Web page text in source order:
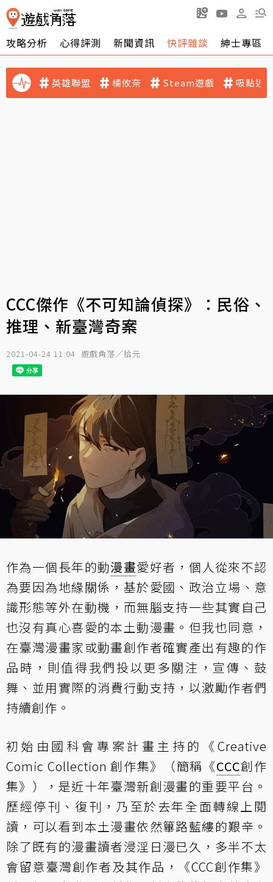
攻略分析 心得評測 新聞資訊 快評雜談 紳士專區
英雄聯盟 橘攸奈 Steam遊戲 吸點迷
CCC傑作《不可知論偵探》：民俗、
推理、新臺灣奇案
2021-04-24 11:04 遊戲角落／拾元
作為一個長年的動漫畫愛好者，個人從來不認
為要因為地緣關係，基於愛國、政治立場、意
識形態等外在動機，而無腦支持一些其實自己
也沒有真心喜愛的本土動漫畫。但我也同意，
在臺灣漫畫家或動畫創作者確實產出有趣的作
品時，則值得我們投以更多關注，宣傳、鼓
舞、並用實際的消費行動支持，以激勵作者們
持續創作。
初始由國科會專案計畫主持的 《Creative
Comic Collection 創作集》
（簡稱《CCC創作
集》），是近十年臺灣新創漫畫的重要平台。
歷經停刊、復刊，乃至於去年全面轉線上閱
讀，可以看到本土漫畫依然篳路藍縷的艱辛。
除了既有的漫畫讀者浸淫日漫已久，多半不太
會留意臺灣創作者及其作品，《CCC創作集》